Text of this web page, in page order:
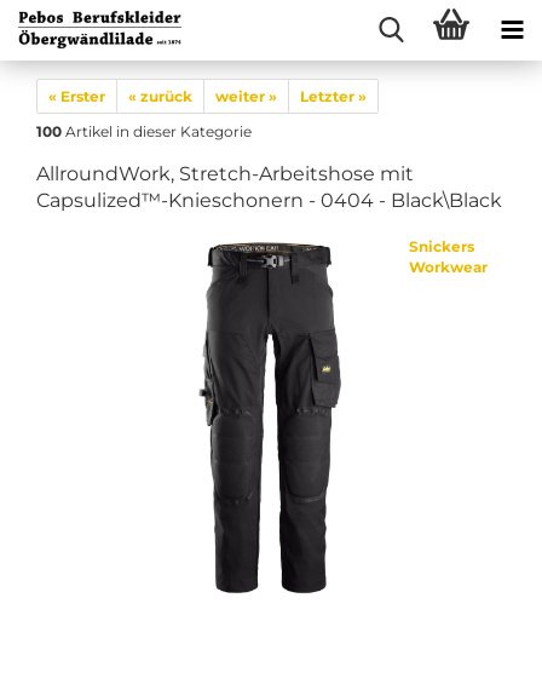
« Erster « zurück weiter »
Letzter »
100 Artikel in dieser Kategorie
AllroundWork, Stretch-Arbeitshose mit
Capsulized™-Knieschonern - 0404 - Black\Black
Snickers
Workwear